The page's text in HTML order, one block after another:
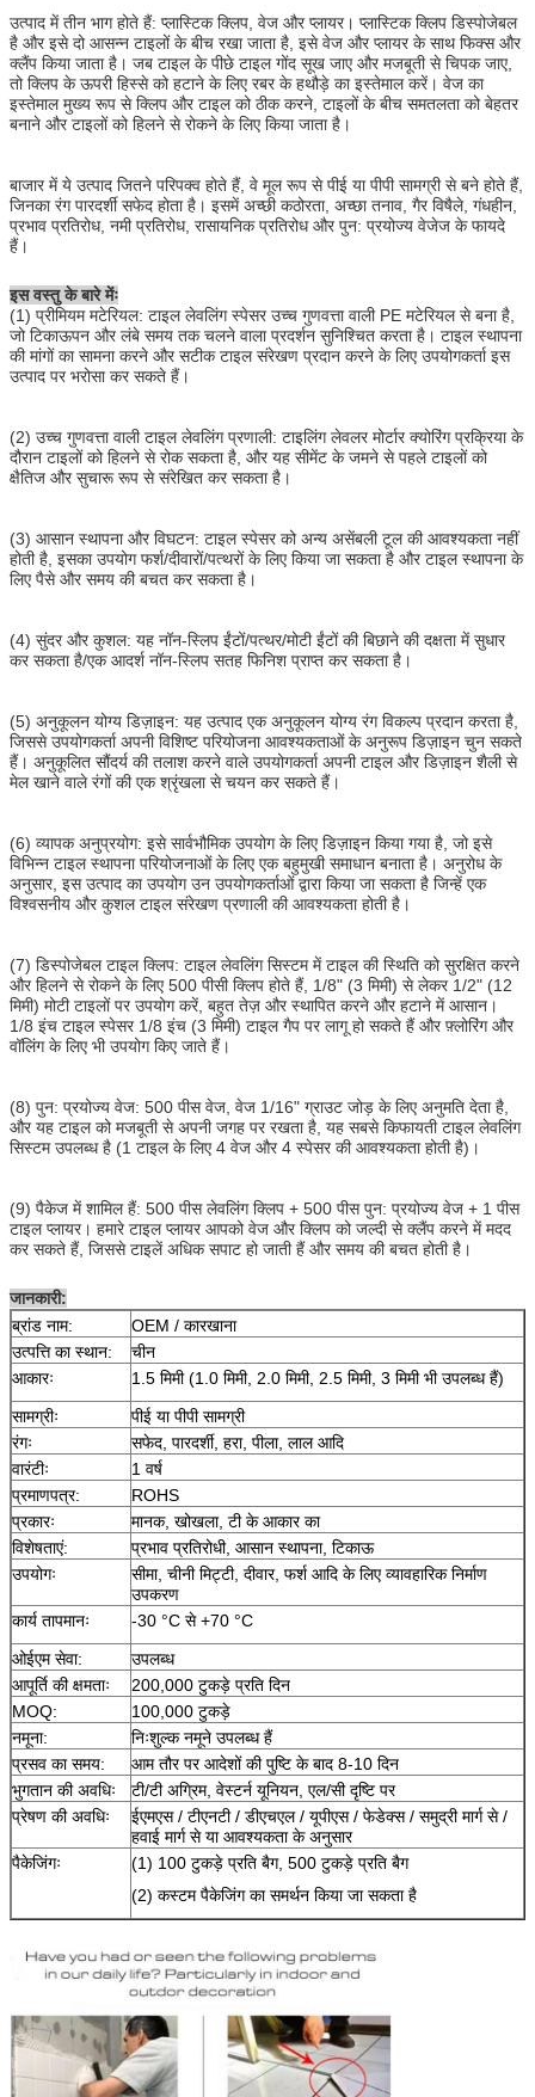
उत्पाद में तीन भाग होते हैं: प्लास्टिक क्लिप, वेज और प्लायर। प्लास्टिक क्लिप डिस्पोजेबल
है और इसे दो आसन्न टाइलों के बीच रखा जाता है, इसे वेज और प्लायर के साथ फिक्स और
क्लैंप किया जाता है। जब टाइल के पीछे टाइल गोंद सूख जाए और मजबूती से चिपक जाए,
तो क्लिप के ऊपरी हिस्से को हटाने के लिए रबर के हथौड़े का इस्तेमाल करें। वेज का
इस्तेमाल मुख्य रूप से क्लिप और टाइल को ठीक करने, टाइलों के बीच समतलता को बेहतर
बनाने और टाइलों को हिलने से रोकने के लिए किया जाता है।
बाजार में ये उत्पाद जितने परिपक्व होते हैं, वे मूल रूप से पीई या पीपी सामग्री से बने होते हैं,
जिनका रंग पारदर्शी सफेद होता है। इसमें अच्छी कठोरता, अच्छा तनाव, गैर विषैले, गंधहीन,
प्रभाव प्रतिरोध, नमी प्रतिरोध, रासायनिक प्रतिरोध और पुन: प्रयोज्य वेजेज के फायदे
हैं।
इस वस्तु के बारे मेंः
(1) प्रीमियम मटेरियल: टाइल लेवलिंग स्पेसर उच्च गुणवत्ता वाली PE मटेरियल से बना है,
जो टिकाऊपन और लंबे समय तक चलने वाला प्रदर्शन सुनिश्चित करता है। टाइल स्थापना
की मांगों का सामना करने और सटीक टाइल संरेखण प्रदान करने के लिए उपयोगकर्ता इस
उत्पाद पर भरोसा कर सकते हैं।
(2) उच्च गुणवत्ता वाली टाइल लेवलिंग प्रणाली: टाइलिंग लेवलर मोर्टार क्योरिंग प्रक्रिया के
दौरान टाइलों को हिलने से रोक सकता है, और यह सीमेंट के जमने से पहले टाइलों को
क्षैतिज और सुचारू रूप से संरेखित कर सकता है।
(3) आसान स्थापना और विघटन: टाइल स्पेसर को अन्य असेंबली टूल की आवश्यकता नहीं
होती है, इसका उपयोग फर्श/दीवारों/पत्थरों के लिए किया जा सकता है और टाइल स्थापना के
लिए पैसे और समय की बचत कर सकता है।
(4) सुंदर और कुशल: यह नॉन-स्लिप ईंटों/पत्थर/मोटी ईंटों की बिछाने की दक्षता में सुधार
कर सकता है/एक आदर्श नॉन-स्लिप सतह फिनिश प्राप्त कर सकता है।
(5) अनुकूलन योग्य डिज़ाइन: यह उत्पाद एक अनुकूलन योग्य रंग विकल्प प्रदान करता है,
जिससे उपयोगकर्ता अपनी विशिष्ट परियोजना आवश्यकताओं के अनुरूप डिज़ाइन चुन सकते
हैं। अनुकूलित सौंदर्य की तलाश करने वाले उपयोगकर्ता अपनी टाइल और डिज़ाइन शैली से
मेल खाने वाले रंगों की एक श्रृंखला से चयन कर सकते हैं।
(6) व्यापक अनुप्रयोग: इसे सार्वभौमिक उपयोग के लिए डिज़ाइन किया गया है, जो इसे
विभिन्न टाइल स्थापना परियोजनाओं के लिए एक बहुमुखी समाधान बनाता है। अनुरोध के
अनुसार, इस उत्पाद का उपयोग उन उपयोगकर्ताओं द्वारा किया जा सकता है जिन्हें एक
विश्वसनीय और कुशल टाइल संरेखण प्रणाली की आवश्यकता होती है।
(7) डिस्पोजेबल टाइल क्लिप: टाइल लेवलिंग सिस्टम में टाइल की स्थिति को सुरक्षित करने
और हिलने से रोकने के लिए 500 पीसी क्लिप होते हैं, 1/8" (3 मिमी) से लेकर 1/2" (12
मिमी) मोटी टाइलों पर उपयोग करें, बहुत तेज़ और स्थापित करने और हटाने में आसान।
1/8 इंच टाइल स्पेसर 1/8 इंच (3 मिमी) टाइल गैप पर लागू हो सकते हैं और फ़्लोरिंग और
वॉलिंग के लिए भी उपयोग किए जाते हैं।
(8) पुन: प्रयोज्य वेज: 500 पीस वेज, वेज 1/16" ग्राउट जोड़ के लिए अनुमति देता है,
और यह टाइल को मजबूती से अपनी जगह पर रखता है, यह सबसे किफायती टाइल लेवलिंग
सिस्टम उपलब्ध है (1 टाइल के लिए 4 वेज और 4 स्पेसर की आवश्यकता होती है)।
(9) पैकेज में शामिल हैं: 500 पीस लेवलिंग क्लिप + 500 पीस पुन: प्रयोज्य वेज + 1 पीस
टाइल प्लायर। हमारे टाइल प्लायर आपको वेज और क्लिप को जल्दी से क्लैंप करने में मदद
कर सकते हैं, जिससे टाइलें अधिक सपाट हो जाती हैं और समय की बचत होती है।
जानकारी:
ब्रांड नाम:
OEM / कारखाना
उत्पत्ति का स्थान:
चीन
आकारः
1.5 मिमी (1.0 मिमी, 2.0 मिमी, 2.5 मिमी, 3 मिमी भी उपलब्ध हैं)
सामग्रीः
पीई या पीपी सामग्री
रंगः
सफेद, पारदर्शी, हरा, पीला, लाल आदि
वारंटीः
1 वर्ष
प्रमाणपत्र:
ROHS
प्रकारः
मानक, खोखला, टी के आकार का
विशेषताएं:
प्रभाव प्रतिरोधी, आसान स्थापना, टिकाऊ
उपयोगः
सीमा, चीनी मिट्टी, दीवार, फर्श आदि के लिए व्यावहारिक निर्माण
उपकरण
कार्य तापमानः
-30 °C से +70 °C
ओईएम सेवा:
उपलब्ध
आपूर्ति की क्षमताः
200,000 टुकड़े प्रति दिन
MOQ:
100,000 टुकड़े
नमूना:
निःशुल्क नमूने उपलब्ध हैं
प्रसव का समय:
आम तौर पर आदेशों की पुष्टि के बाद 8-10 दिन
भुगतान की अवधिः
टी/टी अग्रिम, वेस्टर्न यूनियन, एल/सी दृष्टि पर
प्रेषण की अवधिः
ईएमएस / टीएनटी / डीएचएल / यूपीएस / फेडेक्स / समुद्री मार्ग से /
हवाई मार्ग से या आवश्यकता के अनुसार
पैकेजिंगः
(1) 100 टुकड़े प्रति बैग, 500 टुकड़े प्रति बैग
(2) कस्टम पैकेजिंग का समर्थन किया जा सकता है